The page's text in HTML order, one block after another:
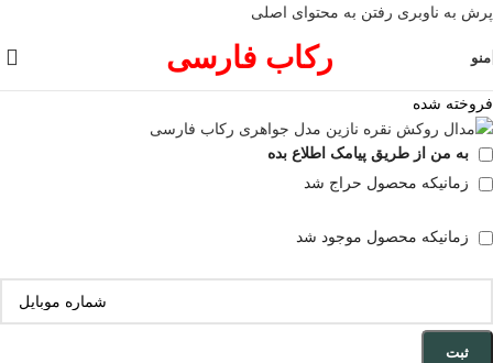
پرش به ناوبری رفتن به محتوای اصلی
منو رکاب فارسی
فروخته شده
به من از طریق پیامک اطلاع بده
زمانیکه محصول حراج شد
زمانیکه محصول موجود شد
ثبت